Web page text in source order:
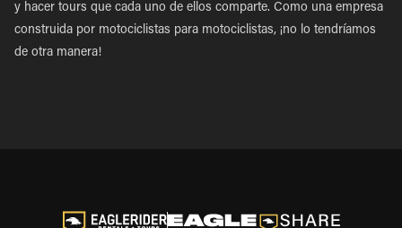
y hacer tours que cada uno de ellos comparte. Como una empresa
construida por motociclistas para motociclistas, ¡no lo tendríamos
de otra manera!